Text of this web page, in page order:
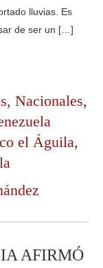
lluvias. Es
de ser un […]
, Nacionales,
el Águila,
AFIRMÓ